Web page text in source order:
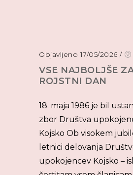
Objavljeno 17/05/2026 /
VSE NAJBOLJŠE
ROJSTNI DAN
18. maja 1986 je bil
zbor Društva
Kojsko Ob visokem
letnici delovanja
upokojencev Kojsko –